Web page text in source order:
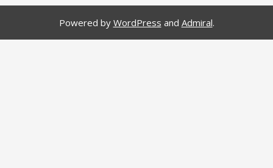
Powered by WordPress and Admiral.